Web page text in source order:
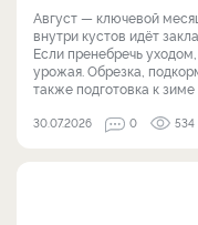
Август — ключевой
внутри кустов идёт
Если пренебречь
урожая. Обрезка,
также подготовка к зиме
30.07.2026 0 534